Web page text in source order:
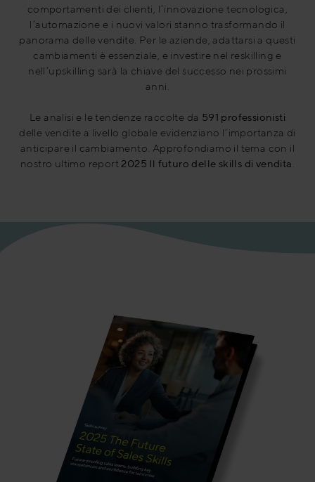
comportamenti dei clienti, l’innovazione tecnologica,
l’automazione e i nuovi valori stanno trasformando il
panorama delle vendite. Per le aziende, adattarsi a questi
cambiamenti è essenziale, e investire nel reskilling e
nell’upskilling sarà la chiave del successo nei prossimi
anni.
Le analisi e le tendenze raccolte da 591 professionisti
delle vendite a livello globale evidenziano l’importanza di
anticipare il cambiamento. Approfondiamo il tema con il
nostro ultimo report 2025 Il futuro delle skills di vendita